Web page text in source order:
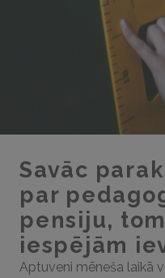
Savāc
par
pensiju,
iespējām
Aptuveni mēneša laikā